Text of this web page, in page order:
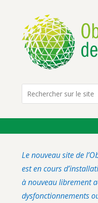
Le nouveau site de
est en cours
à nouveau librement
dysfonctionnements